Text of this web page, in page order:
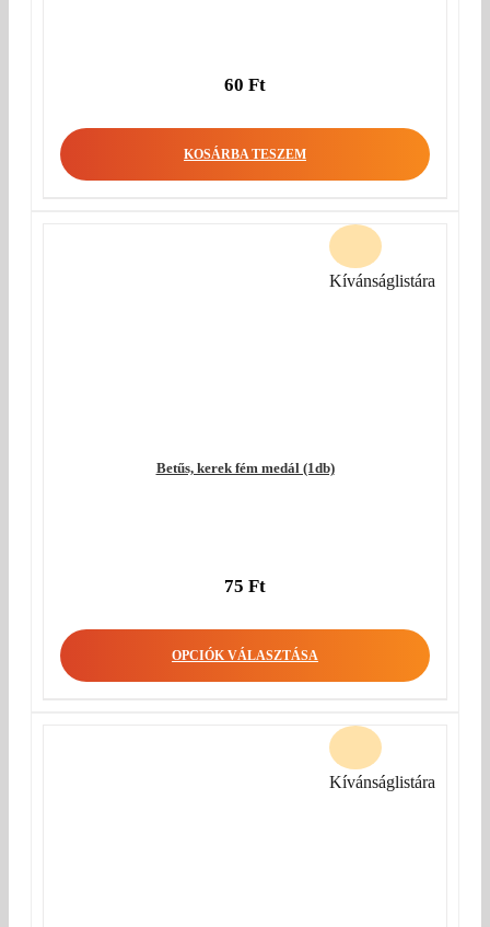
60 Ft
KOSÁRBA TESZEM
Betűs, kerek fém medál (1db)
75 Ft
OPCIÓK VÁLASZTÁSA
Kívánságlistára
Kívánságlistára